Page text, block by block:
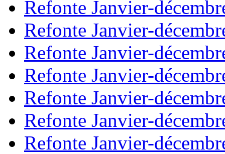
Refonte Janvier-
Refonte Janvier-
Refonte Janvier-
Refonte Janvier-
Refonte Janvier-
Refonte Janvier-
Refonte Janvier-